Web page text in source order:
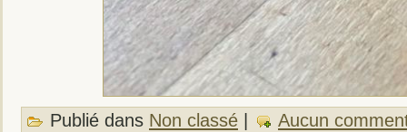
Publié dans Non classé Aucun